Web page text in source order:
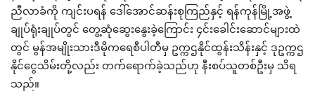
ညီလာခံကို ကျင်းပရန် ဒေါ်အောင်ဆန်းစုကြည်နှင့် ရန်ကုန်မြို့အဖွဲ့
ချုပ်ရုံးချုပ်တွင် တွေ့ဆုံဆွေးနွေးခဲ့ကြောင်း ၄င်းခေါင်းဆောင်များထဲ
တွင် မွန်အမျိုးသားဒီမိုကရေစီပါတီမှ ဥက္ကဌနိုင်ထွန်းသိန်းနှင့် ဒုဥက္ကဌ
နိုင်ငွေသိမ်းတို့လည်း တက်ရောက်ခဲ့သည်ဟု နီးစပ်သူတစ်ဦးမှ သိရ
သည်။